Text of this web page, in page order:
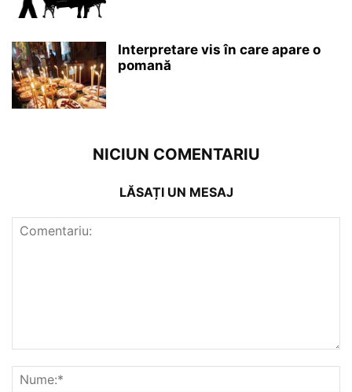
Interpretare vis în care apare o
pomană
NICIUN COMENTARIU
LĂSAȚI UN MESAJ